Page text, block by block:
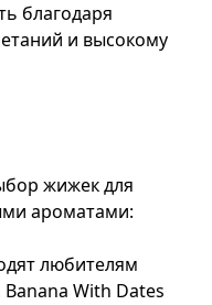
благодаря
и высокому
жижек для
ароматами:
любителям
With Dates